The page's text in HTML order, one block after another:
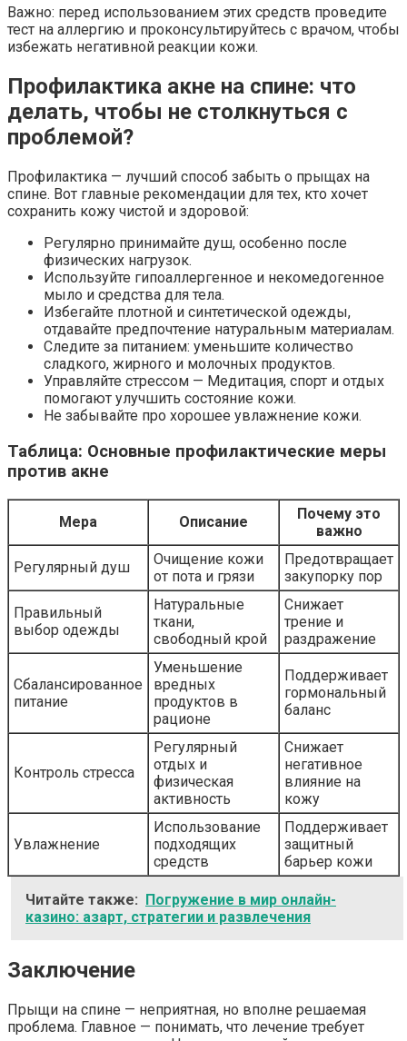
Важно: перед использованием этих средств проведите
тест на аллергию и проконсультируйтесь с врачом, чтобы
избежать негативной реакции кожи.
Профилактика акне на спине: что
делать, чтобы не столкнуться с
проблемой?
Профилактика — лучший способ забыть о прыщах на
спине. Вот главные рекомендации для тех, кто хочет
сохранить кожу чистой и здоровой:
Регулярно принимайте душ, особенно после
физических нагрузок.
Используйте гипоаллергенное и некомедогенное
мыло и средства для тела.
Избегайте плотной и синтетической одежды,
отдавайте предпочтение натуральным материалам.
Следите за питанием: уменьшите количество
сладкого, жирного и молочных продуктов.
Управляйте стрессом — Медитация, спорт и отдых
помогают улучшить состояние кожи.
Не забывайте про хорошее увлажнение кожи.
Таблица: Основные профилактические меры
против акне
Мера Описание
Почему это
важно
Регулярный душ
Очищение кожи
от пота и грязи
Предотвращает
закупорку пор
Правильный
выбор одежды
Натуральные
ткани,
свободный крой
Снижает
трение и
раздражение
Сбалансированное
питание
Уменьшение
вредных
продуктов в
рационе
Поддерживает
гормональный
баланс
Контроль стресса
Регулярный
отдых и
физическая
активность
Снижает
негативное
влияние на
кожу
Увлажнение
Использование
подходящих
средств
Поддерживает
защитный
барьер кожи
Читайте также: Погружение в мир онлайн-
казино: азарт, стратегии и развлечения
Заключение
Прыщи на спине — неприятная, но вполне решаемая
проблема. Главное — понимать, что лечение требует